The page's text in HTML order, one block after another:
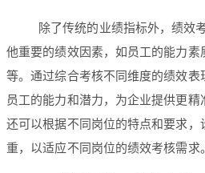
除了传统的业绩指标外，绩效
他重要的绩效因素，如员工的能力素
等。通过综合考核不同维度的绩效
员工的能力和潜力，为企业提供更
还可以根据不同岗位的特点和要求，
重，以适应不同岗位的绩效考核需求。